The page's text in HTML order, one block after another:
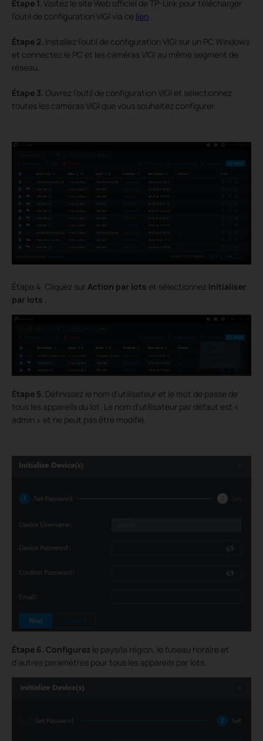
Étape 1. Visitez le site Web officiel de TP-Link pour télécharger
l'outil de configuration VIGI via ce lien .
Étape 2. Installez l’outil de configuration VIGI sur un PC Windows
et connectez le PC et les caméras VIGI au même segment de
réseau.
Étape 3. Ouvrez l’outil de configuration VIGI et sélectionnez
toutes les caméras VIGI que vous souhaitez configurer.
Étape 4. Cliquez sur Action par lots et sélectionnez Initialiser
par lots .
Étape 5. Définissez le nom d'utilisateur et le mot de passe de
tous les appareils du lot. Le nom d'utilisateur par défaut est «
admin » et ne peut pas être modifié.
Étape 6. Configurez le pays/la région, le fuseau horaire et
d’autres paramètres pour tous les appareils par lots.